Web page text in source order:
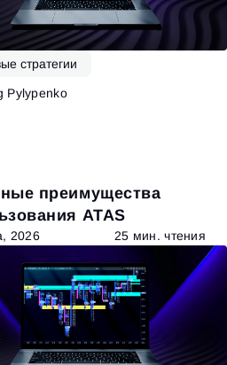
стратегии
Pylypenko
преимущества
ATAS
2026 25 мин. чтения